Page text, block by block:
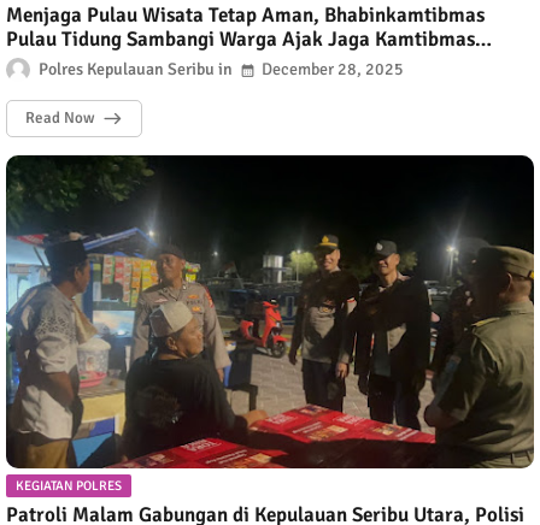
Menjaga Pulau Wisata Tetap Aman, Bhabinkamtibmas
Pulau Tidung Sambangi Warga Ajak Jaga Kamtibmas
Selama Ops Lilin 2025
Polres Kepulauan Seribu December 28, 2025
Read Now
KEGIATAN POLRES
Patroli Malam Gabungan di Kepulauan Seribu Utara, Polisi